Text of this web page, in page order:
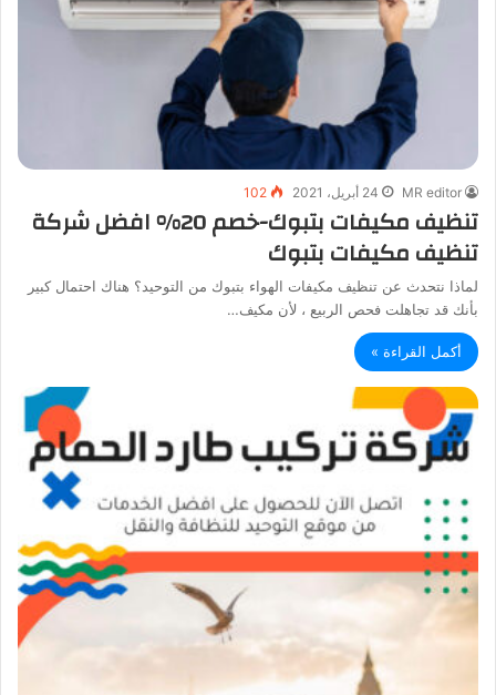
MR editor 24 أبريل، 2021 102
تنظيف مكيفات بتبوك-خصم 20% افضل شركة
تنظيف مكيفات بتبوك
لماذا نتحدث عن تنظيف مكيفات الهواء بتبوك من التوحيد؟ هناك احتمال كبير
بأنك قد تجاهلت فحص الربيع ، لأن مكيف…
أكمل القراءة »